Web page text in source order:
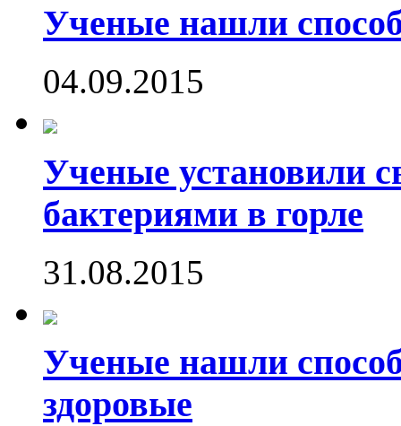
Ученые нашли
04.09.2015
Ученые установили
бактериями в горле
31.08.2015
Ученые нашли
здоровые